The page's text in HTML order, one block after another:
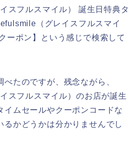
スフルスマイル） 誕生日特典タ
（グレイスフルスマイ
ーポン】という感じで検索して
たのですが、残念ながら、
スフルスマイル）のお店が誕生
イムセールやクーポンコードな
るかどうかは分かりませんでし